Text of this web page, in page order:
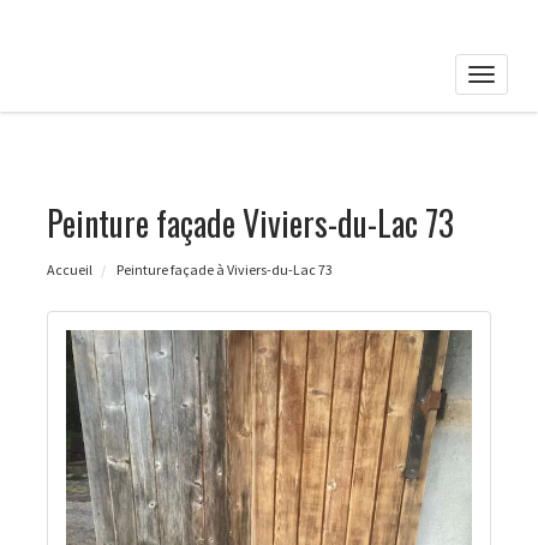
Toggle
Peinture façade Viviers-du-Lac 73
Accueil Peinture façade à Viviers-du-Lac 73